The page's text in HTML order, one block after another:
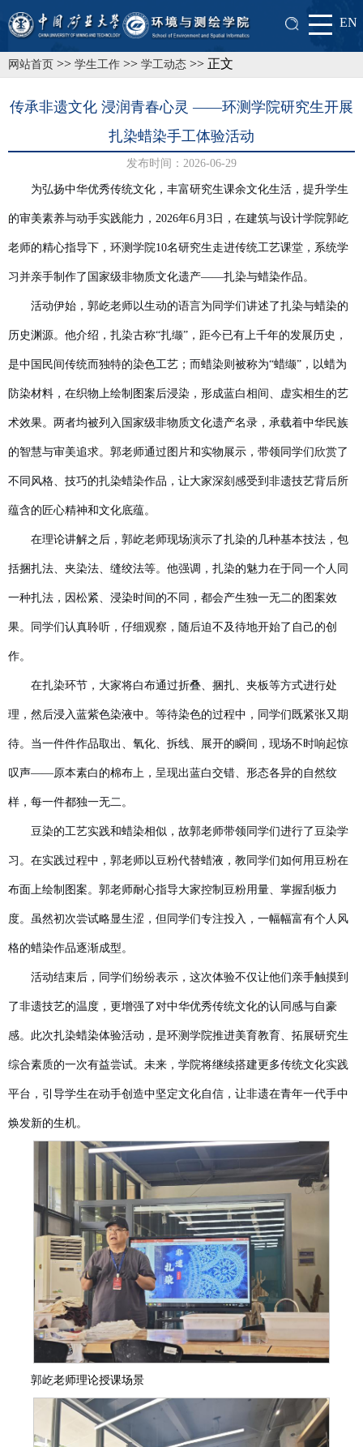
EN
网站首页 >> 学生工作 >> 学工动态 >> 正文
传承非遗文化 浸润青春心灵 ——环测学院研究生开展
扎染蜡染手工体验活动
发布时间：2026-06-29
为弘扬中华优秀传统文化，丰富研究生课余文化生活，提升学生
的审美素养与动手实践能力，2026年6月3日，在建筑与设计学院郭屹
老师的精心指导下，环测学院10名研究生走进传统工艺课堂，系统学
习并亲手制作了国家级非物质文化遗产——扎染与蜡染作品。
活动伊始，郭屹老师以生动的语言为同学们讲述了扎染与蜡染的
历史渊源。他介绍，扎染古称“扎缬”，距今已有上千年的发展历史，
是中国民间传统而独特的染色工艺；而蜡染则被称为“蜡缬”，以蜡为
防染材料，在织物上绘制图案后浸染，形成蓝白相间、虚实相生的艺
术效果。两者均被列入国家级非物质文化遗产名录，承载着中华民族
的智慧与审美追求。 郭老师通过图片和实物展示，带领同学们欣赏了
不同 风格、技巧的扎染蜡染作品，让大家深刻感受到非遗技艺背后所
蕴含的匠心精神和文化底蕴。
在理论讲解之后，郭屹老师现场演示了扎染的几种基本技法，包
括捆扎法、夹染法、缝绞法等。 他强调，扎染的魅力在于 同一个人 同
一种扎法，因松紧、浸染时间的不同，都会产生独一无二的图案效
果。同学们认真聆听，仔细观察，随后迫不及待地开始了自己的创
作。
在扎染环节，大家将白布通过折叠、捆扎、夹板等方式进行处
理，然后浸入蓝紫色染液中。等待染色的过程中，同学们既紧张又期
待。当一件件作品取出、氧化、拆线、展开的瞬间，现场不时响起惊
叹声——原本素白的棉布上，呈现出蓝白交错、形态各异的自然纹
样，每一件都独一无二。
豆染的工艺实践和蜡染相似，故郭老师带领同学们进行了豆染学
习。在实践过程中，郭老师以豆粉代替蜡液，教同学们如何用豆粉在
布面上绘制图案。郭老师耐心指导大家控制 豆粉用量 、掌握刮板 力
度。虽然初次尝试略显生涩，但同学们专注投入，一幅幅富有个人风
格的蜡染作品逐渐成型。
活动结束后，同学们纷纷表示，这次体验不仅让他们亲手触摸到
了非遗技艺的温度，更增强了对中华优秀传统文化的认同感与自豪
感。此次扎染蜡染体验活动，是环测学院推进美育教育、拓展研究生
综合素质的一次有益尝试。未来，学院将继续搭建更多传统文化实践
平台，引导学生在动手创造中坚定文化自信，让非遗在青年一代手中
焕发新的生机。
郭屹老师理论授课场景